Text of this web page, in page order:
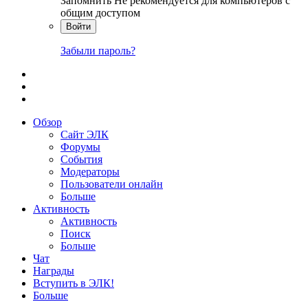
общим доступом
Войти
Забыли пароль?
Обзор
Сайт ЭЛК
Форумы
События
Модераторы
Пользователи онлайн
Больше
Активность
Активность
Поиск
Больше
Чат
Награды
Вступить в ЭЛК!
Больше